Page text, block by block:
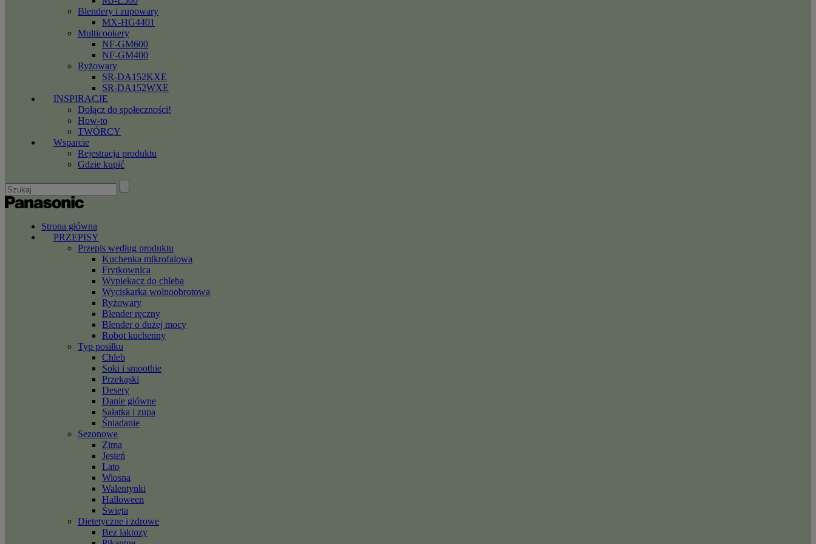
Blendery i zupowary
MX-HG4401
Multicookery
NF-GM600
NF-GM400
Ryżowary
SR-DA152KXE
SR-DA152WXE
INSPIRACJE
Dołącz do społeczności!
How-to
TWÓRCY
Wsparcie
Rejestracja produktu
Gdzie kupić
Strona główna
PRZEPISY
Przepis według produktu
Kuchenka mikrofalowa
Frytkownica
Wypiekacz do chleba
Wyciskarka wolnoobrotowa
Ryżowary
Blender ręczny
Blender o dużej mocy
Robot kuchenny
Typ posiłku
Chleb
Soki i smoothie
Przekąski
Desery
Danie główne
Sałatka i zupa
Śniadanie
Sezonowe
Zima
Jesień
Lato
Wiosna
Walentynki
Halloween
Święta
Dietetyczne i zdrowe
Bez laktozy